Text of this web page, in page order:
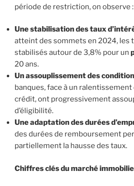
période de restriction, on observe :
Une stabilisation des taux
atteint des sommets en 2024, les
stabilisés autour de 3,8% pour un
20 ans.
Un assouplissement des
banques, face à un
crédit, ont progressivement
d’éligibilité.
Une adaptation des durées
des durées de remboursement
partiellement la hausse des taux.
Chiffres clés dumarché